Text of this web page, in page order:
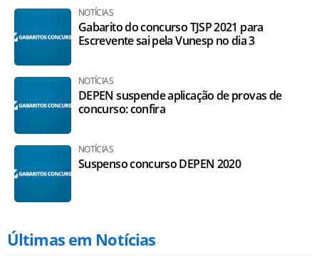
NOTÍCIAS
Gabarito do concurso TJSP 2021 para
Escrevente sai pela Vunesp no dia 3
NOTÍCIAS
DEPEN suspende aplicação de provas de
concurso: confira
NOTÍCIAS
Suspenso concurso DEPEN 2020
Últimas em Notícias